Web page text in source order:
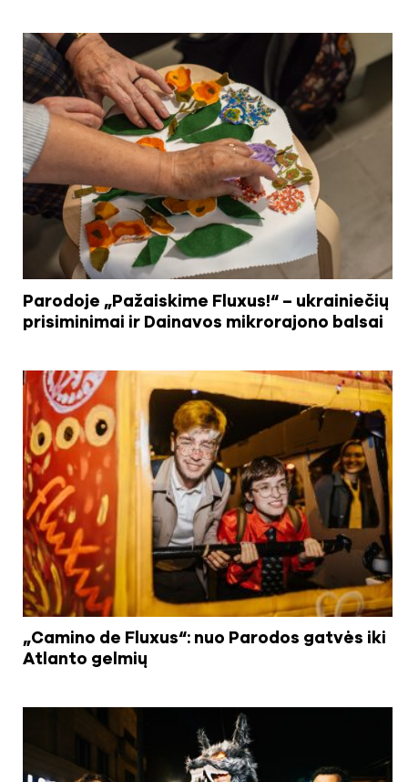
Parodoje „Pažaiskime Fluxus!“ – ukrainiečių
prisiminimai ir Dainavos mikrorajono balsai
„Camino de Fluxus“: nuo Parodos gatvės iki
Atlanto gelmių